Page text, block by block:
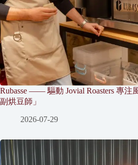
Rubasse —— 驅動 Jovial Roasters 專注
副烘豆師」
2026-07-29